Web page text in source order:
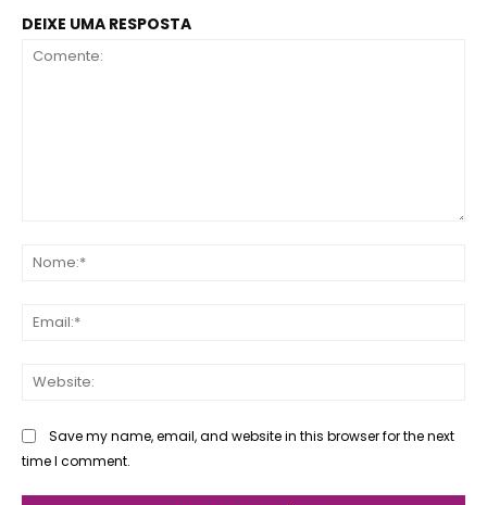
DEIXE UMA RESPOSTA
Save my name, email, and website in this browser for the next
time I comment.